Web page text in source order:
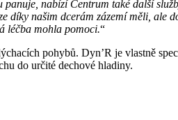
nabízí Centrum také další
díky našim dcerám zázemí měli, ale
léčba mohla pomoci.“
pohybů. Dyn’R je vlastně
do určité dechové hladiny.